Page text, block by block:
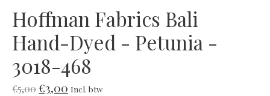
Hoffman Fabrics Bali
Hand-Dyed - Petunia -
3018-468
€5,00€3,00 Incl. btw